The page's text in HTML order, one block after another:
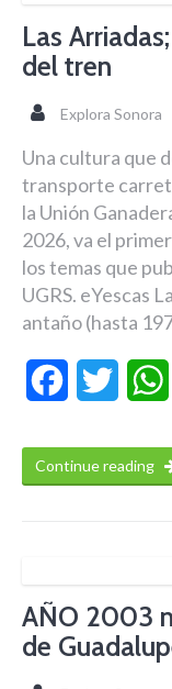
Las
del tren
Explora Sonora
Una cultura que
transporte
la Unión
2026, va el
los temas que
UGRS. eYescas
antaño (hasta
FacebookTwitter
Continue reading
AÑO 2003
de